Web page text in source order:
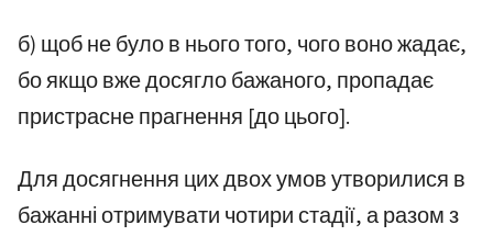
б) щоб не було в нього того, чого воно жадає,
бо якщо вже досягло бажаного, пропадає
пристрасне прагнення [до цього].
Для досягнення цих двох умов утворилися в
бажанні отримувати чотири стадії, а разом з